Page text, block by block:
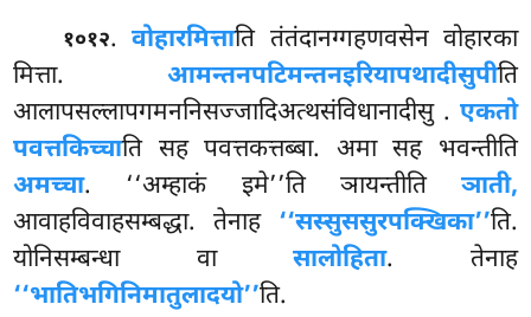
१०१२.वोहारमित्ताति तंतंदानग्गहणवसेन वोहारका
मित्ता. आमन्तनपटिमन्तनइरियापथादीसुपीति
आलापसल्लापगमननिसज्जादिअत्थसंविधानादीसु . एकतो
पवत्तकिच्चाति सह पवत्तकत्तब्बा. अमा सह भवन्तीति
अमच्चा. ‘‘अम्हाकं इमे’’ति ञायन्तीति ञाती,
आवाहविवाहसम्बद्धा. तेनाह ‘‘सस्सुससुरपक्खिका’’ति.
योनिसम्बन्धा वासालोहिता. तेनाह
‘‘भातिभगिनिमातुलादयो’’ति.